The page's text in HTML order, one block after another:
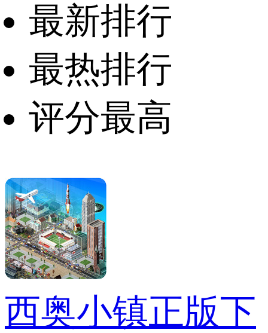
最新排行
最热排行
评分最高
西奥小镇正版下